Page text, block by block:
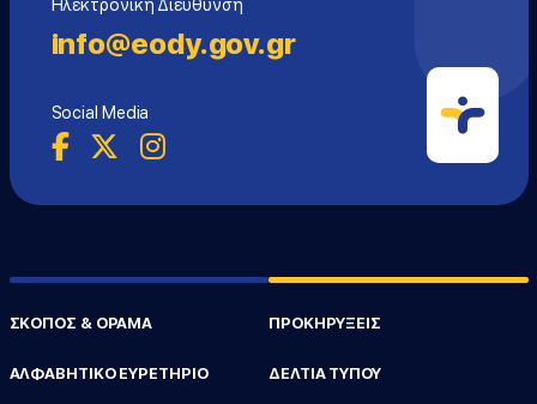
Ηλεκτρονική Διεύθυνση
info@eody.gov.gr
Social Media
ΣΚΟΠΟΣ & ΟΡΑΜΑ
ΑΛΦΑΒΗΤΙΚΟ ΕΥΡΕΤΗΡΙΟ
ΠΡΟΚΗΡΥΞΕΙΣ
ΔΕΛΤΙΑ ΤΥΠΟΥ